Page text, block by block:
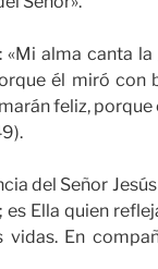
«Mi alma canta
él miró con
feliz,
del Señor
es Ella quien
vidas. En